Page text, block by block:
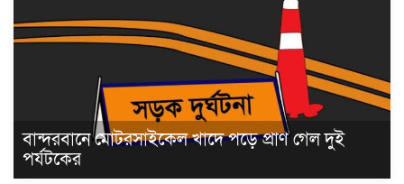
বান্দরবানে মোটরসাইকেল খাদে পড়ে প্রাণ গেল দুই
পর্যটকের